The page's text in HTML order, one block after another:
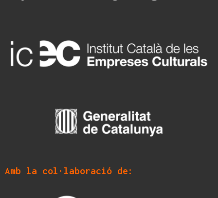
Amb la col·laboració de: